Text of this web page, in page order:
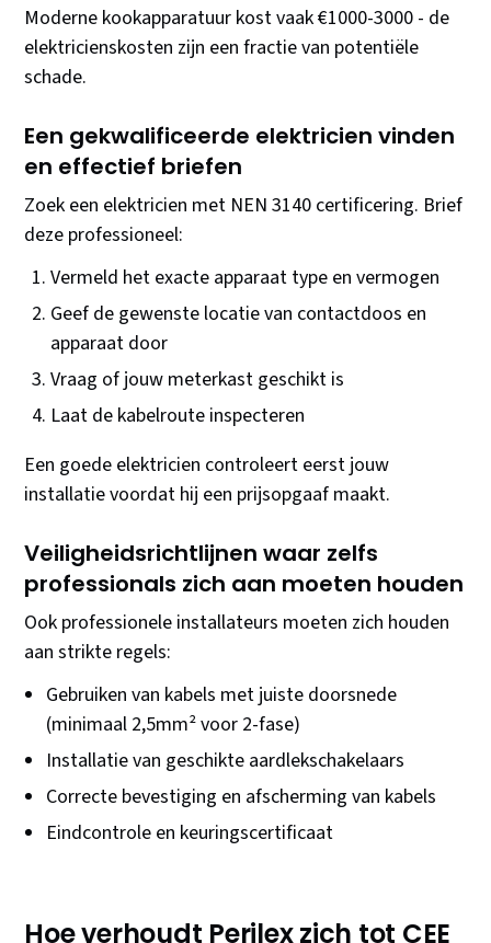
Moderne kookapparatuur kost vaak €1000-3000 - de
elektricienskosten zijn een fractie van potentiële
schade.
Een gekwalificeerde elektricien vinden
en effectief briefen
Zoek een elektricien met NEN 3140 certificering. Brief
deze professioneel:
Vermeld het exacte apparaat type en vermogen
Geef de gewenste locatie van contactdoos en
apparaat door
Vraag of jouw meterkast geschikt is
Laat de kabelroute inspecteren
Een goede elektricien controleert eerst jouw
installatie voordat hij een prijsopgaaf maakt.
Veiligheidsrichtlijnen waar zelfs
professionals zich aan moeten houden
Ook professionele installateurs moeten zich houden
aan strikte regels:
Gebruiken van kabels met juiste doorsnede
(minimaal 2,5mm² voor 2-fase)
Installatie van geschikte aardlekschakelaars
Correcte bevestiging en afscherming van kabels
Eindcontrole en keuringscertificaat
Hoe verhoudt Perilex zich tot CEE